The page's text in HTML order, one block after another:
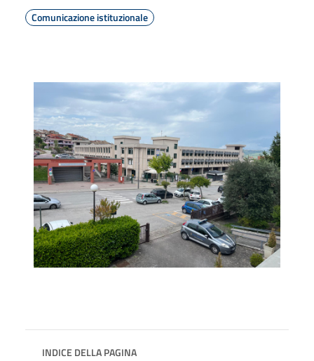
Comunicazione istituzionale
INDICE DELLA PAGINA